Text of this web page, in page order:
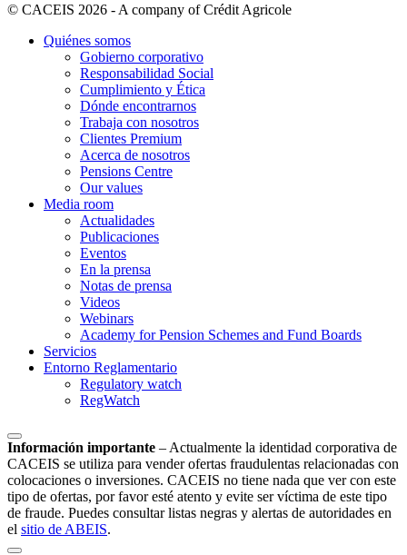
© CACEIS 2026 - A company of Crédit Agricole
Quiénes somos
Gobierno corporativo
Responsabilidad Social
Cumplimiento y Ética
Dónde encontrarnos
Trabaja con nosotros
Clientes Premium
Acerca de nosotros
Pensions Centre
Our values
Media room
Actualidades
Publicaciones
Eventos
En la prensa
Notas de prensa
Videos
Webinars
Academy for Pension Schemes and Fund Boards
Servicios
Entorno Reglamentario
Regulatory watch
RegWatch
Información importante – Actualmente la identidad corporativa de
CACEIS se utiliza para vender ofertas fraudulentas relacionadas con
colocaciones o inversiones. CACEIS no tiene nada que ver con este
tipo de ofertas, por favor esté atento y evite ser víctima de este tipo
de fraude. Puedes consultar listas negras y alertas de autoridades en
el sitio de ABEIS.